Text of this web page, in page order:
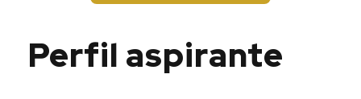
Perfil aspirante